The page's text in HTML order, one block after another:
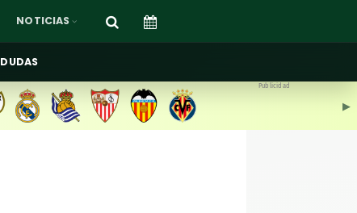
NOTICIAS
DUDAS
▶︎
Publicidad